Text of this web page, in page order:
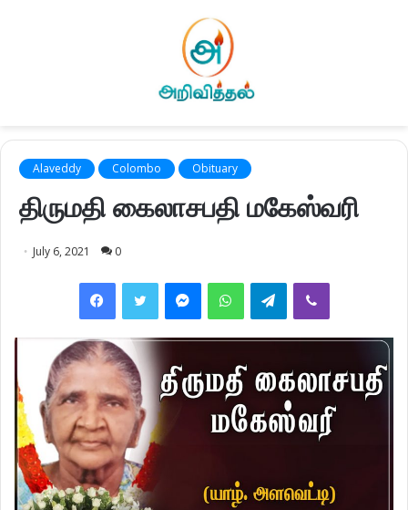
Alaveddy Colombo Obituary
திருமதி கைலாசபதி மகேஸ்வரி
July 6, 2021 0
FacebookTwitter MessengerWhatsAppTelegramViber